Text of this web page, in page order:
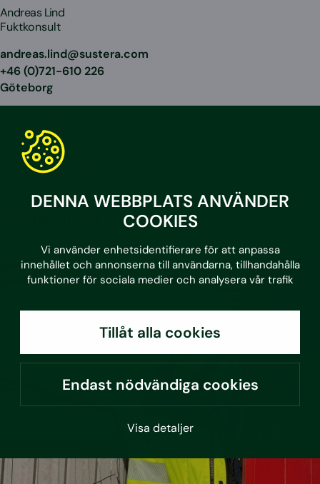
DENNA WEBBPLATS ANVÄNDER
COOKIES
Vi använder enhetsidentifierare för att anpassa
innehållet och annonserna till användarna, tillhandahålla
funktioner för sociala medier och analysera vår trafik
Tillåt alla cookies
Endast nödvändiga cookies
Visa detaljer
Andreas Lind
Fuktkonsult
andreas.lind@sustera.com
+46 (0)721-610 226
Göteborg
Regionchef väst Fuktkonsult/Byggdoktor
patrik.risberg@sustera.com
+46 (0)767-851 121
Artiklar att ta del av